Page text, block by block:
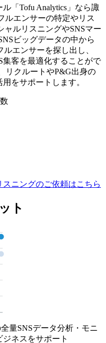
「Tofu Analytics」なら諏
ルエンサーの特定やリス
ャルリスニングやSNSマー
ビッグデータの中から
エンサーを探し出し、
集客を最適化することがで
リクルートやP&G出身の
をサポートします。
ニングのご依頼はこちら
ト
量SNSデータ分析・モニ
ネスをサポート